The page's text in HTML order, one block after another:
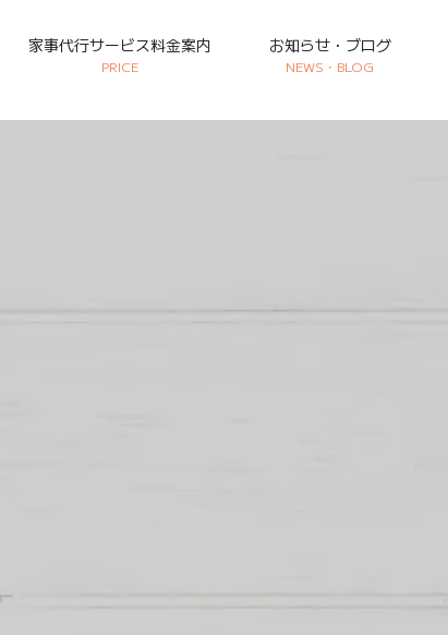
家事代行サービス料金案内
PRICE
お知らせ・ブログ
NEWS・BLOG